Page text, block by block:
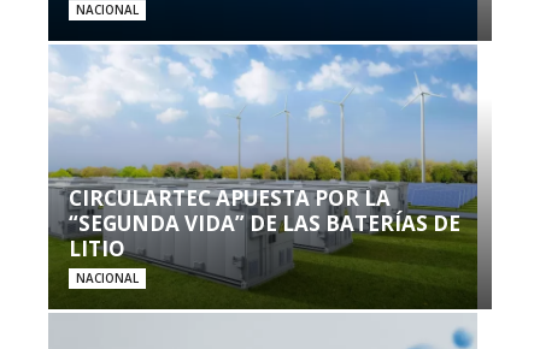
NACIONAL
CIRCULARTEC APUESTA POR LA
“SEGUNDA VIDA” DE LAS BATERÍAS DE
LITIO
NACIONAL